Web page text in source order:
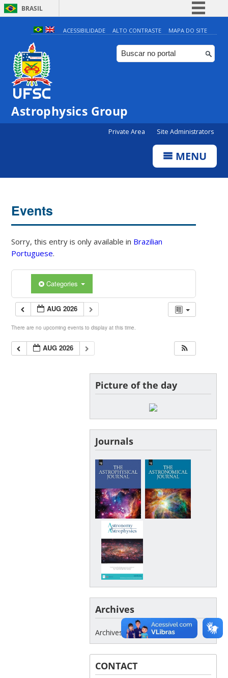
BRASIL
Simplifique!
Comunica BR
Participe
ACESSIBILIDADE ALTO CONTRASTE MAPA DO SITE
Astrophysics Group
Private Area Site Administrators
MENU
Events
Sorry, this entry is only available in Brazilian
Portuguese.
Categories
AUG 2026
There are no upcoming events to display at this time.
AUG 2026
Picture of the day
Journals
Archives
Archives
CONTACT